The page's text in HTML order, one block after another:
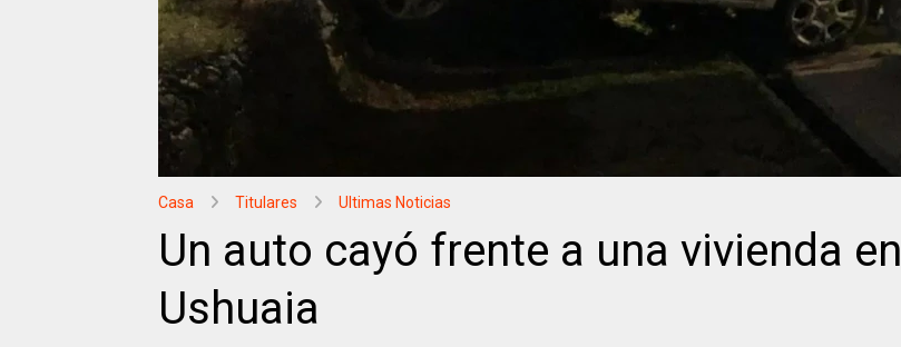
Casa Titulares Ultimas Noticias
Un auto cayó frente a una vivienda en
Ushuaia